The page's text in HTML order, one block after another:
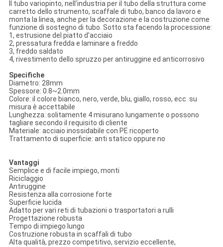
Il tubo variopinto, nell'industria per il tubo della struttura come
carretto dello strumento, scaffale di tubo, banco da lavoro e
monta la linea, anche per la decorazione e la costruzione come
funzione di sostegno di tubo. Sotto sta facendo la processione:
1, estrusione del piatto d'acciaio
2, pressatura fredda e laminare a freddo
3, freddo saldato
4, rivestimento dello spruzzo per antiruggine ed anticorrosivo
Specifiche
Diametro: 28mm
Spessore: 0.8~2.0mm
Colore: il colore bianco, nero, verde, blu, giallo, rosso, ecc. su
misura è accettabile
Lunghezza: solitamente 4 misurano lungamente o possono
tagliare secondo il requisito di cliente
Materiale: acciaio inossidabile con PE ricoperto
Trattamento di superficie: anti statico oppure no
Vantaggi
Semplice e di facile impiego, monti
Riciclaggio
Antiruggine
Resistenza alla corrosione forte
Superficie lucida
Adatto per vari reti di tubazioni o trasportatori a rulli
Progettazione robusta
Tempo di impiego lungo
Costruzione robusta in scaffali di tubo
Alta qualità, prezzo competitivo, servizio eccellente,